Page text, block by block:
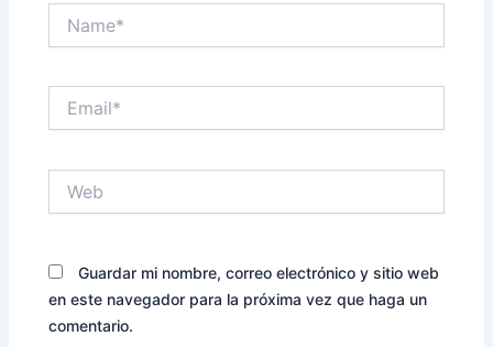
Guardar mi nombre, correo electrónico y sitio web
en este navegador para la próxima vez que haga un
comentario.